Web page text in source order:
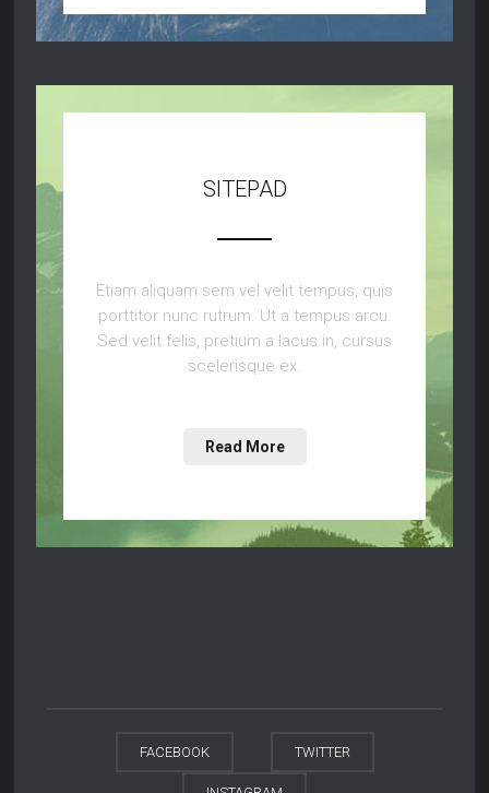
SITEPAD
Etiam aliquam sem vel velit tempus, quis
porttitor nunc rutrum. Ut a tempus arcu.
Sed velit felis, pretium a lacus in, cursus
scelerisque ex.
Read More
FACEBOOK TWITTER